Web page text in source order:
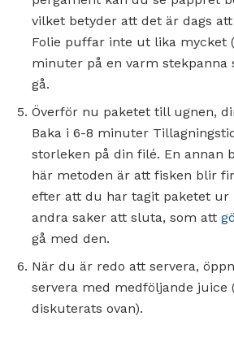
vilket betyder att det är dags
Folie puffar inte ut lika mycket
minuter på en varm stekpanna
gå.
Överför nu paketet till ugnen,
Baka i 6-8 minuter
storleken på din filé. En annan
här metoden är att fisken blir
efter att du har tagit paketet ur
andra saker att sluta, som att
gå med den.
När du är redo att servera,
servera med medföljande juice
diskuterats ovan).